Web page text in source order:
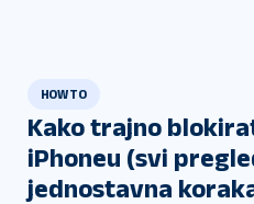
HOW TO
Kako trajno
iPhoneu (svi
jednostavna